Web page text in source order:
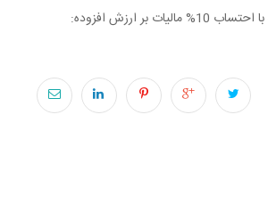
قیمت برای مصرف کننده با احتساب 10% مالیات بر ارزش افزوده: